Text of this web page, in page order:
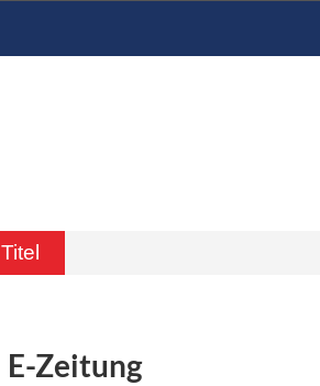
Titel
E-Zeitung